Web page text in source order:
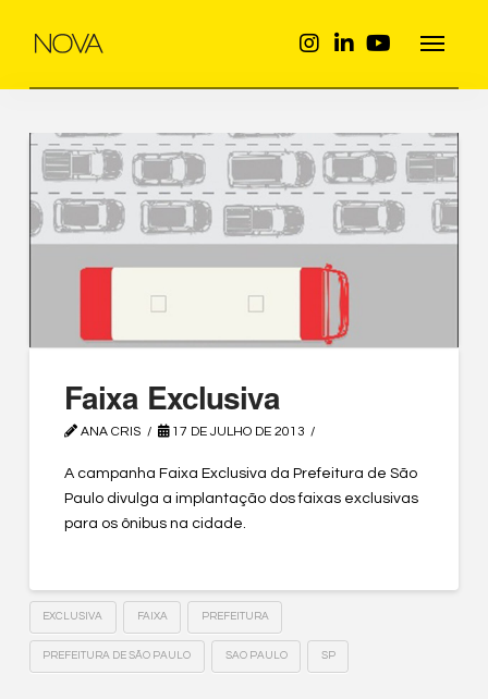
Faixa Exclusiva
ANA CRIS 17 DE JULHO DE 2013
A campanha Faixa Exclusiva da Prefeitura de São
Paulo divulga a implantação dos faixas exclusivas
para os ônibus na cidade.
EXCLUSIVA FAIXA PREFEITURA
PREFEITURA DE SÃO PAULO SAO PAULO SP